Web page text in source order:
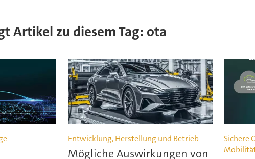
Artikel zu diesem Tag: ota
Entwicklung, Herstellung und Betrieb
Mögliche Auswirkungen von
Sichere